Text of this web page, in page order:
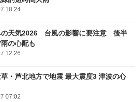
18:24
の天気2026 台風の影響に要注意 後半
の心配も
12:26
・芦北地方で地震 最大震度3 津波の心
07:02